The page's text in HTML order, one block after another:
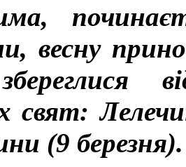
весну
(9 березня).